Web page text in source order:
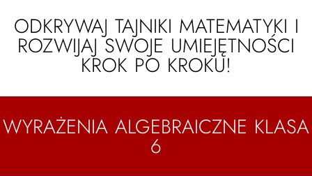
ODKRYWAJ TAJNIKI MATEMATYKI I
ROZWIJAJ SWOJE UMIEJĘTNOŚCI
KROK PO KROKU!
WYRAŻENIA ALGEBRAICZNE KLASA
6